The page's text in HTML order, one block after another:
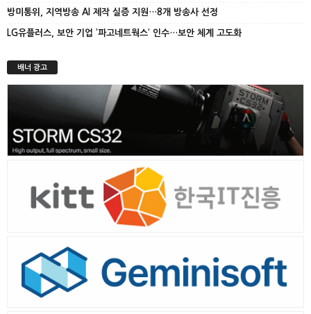
방미통위, 지역방송 AI 제작 실증 지원…8개 방송사 선정
LG유플러스, 보안 기업 ‘파고네트웍스’ 인수…보안 체계 고도화
배너 광고